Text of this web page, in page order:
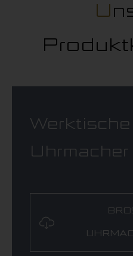
LAMINAR FLOW
Download Portal
Unsere
Uhrmacher